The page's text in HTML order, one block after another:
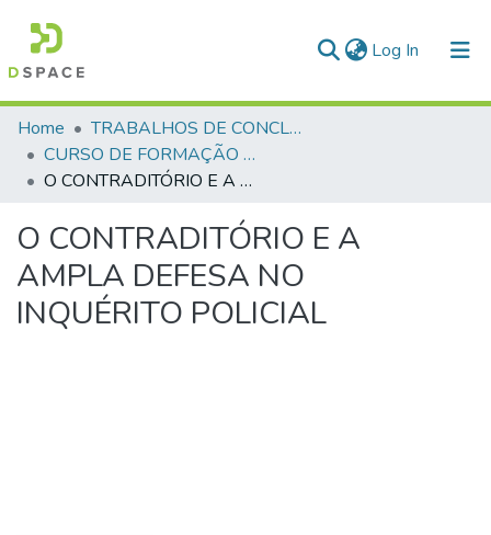
Log In (current)
Communities & Collections
All of DSpace
Home
TRABALHOS DE CONCLUSÃO DE CURSO - CFP (CURSO DE FORMAÇÃO DE PRAÇAS)
CURSO DE FORMAÇÃO DE PRAÇAS - CFP - 2018
O CONTRADITÓRIO E A AMPLA DEFESA NO INQUÉRITO POLICIAL
O CONTRADITÓRIO E A
AMPLA DEFESA NO
INQUÉRITO POLICIAL